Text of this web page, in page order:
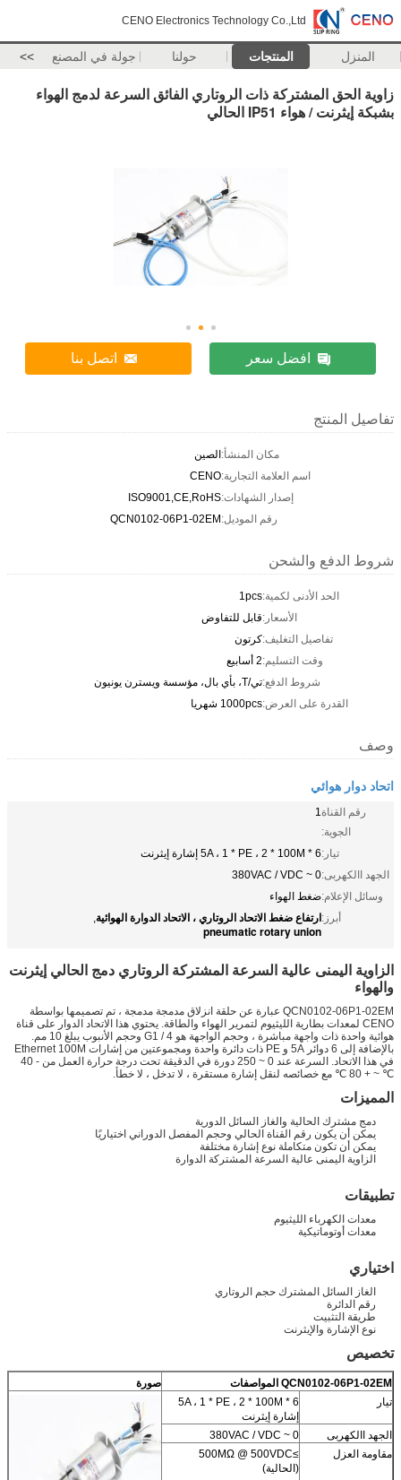
CENO Electronics Technology Co.,Ltd
المنزل المنتجات حولنا جولة في المصنع >>
زاوية الحق المشتركة ذات الروتاري الفائق السرعة لدمج الهواء
بشبكة إيثرنت / هواء IP51 الحالي
افضل سعر اتصل بنا
تفاصيل المنتج
مكان المنشأ:الصين
اسم العلامة التجارية:CENO
إصدار الشهادات:ISO9001,CE,RoHS
رقم الموديل:QCN0102-06P1-02EM
شروط الدفع والشحن
الحد الأدنى لكمية:1pcs
الأسعار:قابل للتفاوض
تفاصيل التغليف:كرتون
وقت التسليم:2 أسابيع
شروط الدفع:تي/T، بأي بال، مؤسسة ويسترن يونيون
القدرة على العرض:1000pcs شهريا
وصف
اتحاد دوار هوائي
رقم القناة
الجوية:
1
تيار:6 * 5A ، 1 * PE ، 2 * 100M إشارة إيثرنت
الجهد االكهربى:0 ~ 380VAC / VDC
وسائل الإعلام:ضغط الهواء
أبرز:ارتفاع ضغط الاتحاد الروتاري ، الاتحاد الدوارة الهوائية,
pneumatic rotary union
الزاوية اليمنى عالية السرعة المشتركة الروتاري دمج الحالي إيثرنت
والهواء
QCN0102-06P1-02EM عبارة عن حلقة انزلاق مدمجة مدمجة ، تم تصميمها بواسطة
CENO لمعدات بطارية الليثيوم لتمرير الهواء والطاقة. يحتوي هذا الاتحاد الدوار على قناة
هوائية واحدة ذات واجهة مباشرة ، وحجم الواجهة هو G1 / 4 وحجم الأنبوب يبلغ 10 مم.
بالإضافة إلى 6 دوائر 5A و PE ذات دائرة واحدة ومجموعتين من إشارات Ethernet 100M
في هذا الاتحاد. السرعة عند 0 ~ 250 دورة في الدقيقة تحت درجة حرارة العمل من - 40
℃ ~ + 80 ℃ مع خصائصه لنقل إشارة مستقرة ، لا تدخل ، لا خطأ.
المميزات
دمج مشترك الحالية والغاز السائل الدورية
يمكن أن يكون رقم القناة الحالي وحجم المفصل الدوراني اختياريًا
يمكن أن تكون متكاملة نوع إشارة مختلفة
الزاوية اليمنى عالية السرعة المشتركة الدوارة
تطبيقات
معدات الكهرباء الليثيوم
معدات أوتوماتيكية
اختياري
الغاز السائل المشترك حجم الروتاري
رقم الدائرة
طريقة التثبيت
نوع الإشارة والإيثرنت
تخصيص
QCN0102-06P1-02EM المواصفات
صورة
تيار
6 * 5A ، 1 * PE ، 2 * 100M
إشارة إيثرنت
الجهد االكهربى
0 ~ 380VAC / VDC
مقاومة العزل
≥500MΩ @ 500VDC
(الحالية)